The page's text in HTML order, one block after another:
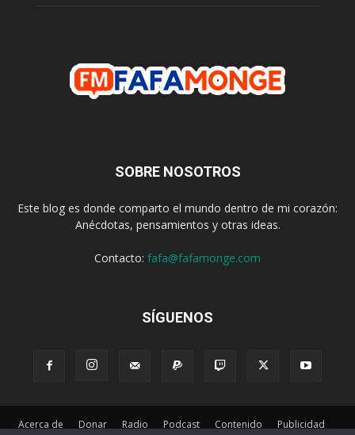
SOBRE NOSOTROS
Este blog es donde comparto el mundo dentro de mi corazón:
Anécdotas, pensamientos y otras ideas.
Contacto: fafa@fafamonge.com
SÍGUENOS
Acerca de Donar Radio Podcast Contenido
Publicidad